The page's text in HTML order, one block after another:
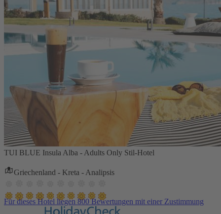
TUI BLUE Insula Alba - Adults Only Stil-Hotel
Griechenland - Kreta - Analipsis
Für dieses Hotel liegen 800 Bewertungen mit einer Zustimmung